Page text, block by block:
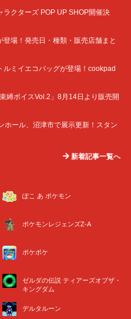
クターズ POP UP SHOP開催決
場！発売日・種類・販売店舗まと
ルミイエコバッグが登場！cookpad
縛ボイスVol.2」8月14日より販売開
ホール、沼津市で展示更新！スタン
新着記事一覧へ
ぽこ あ ポケモン
ポケモンレジェンズZ-A
ポケポケ
ゼルダの伝説 ティアーズオブザ・
キングダム
デルタルーン